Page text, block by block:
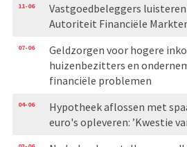
11-06
Vastgoedbeleggers
Autoriteit Financiële
07-06
Geldzorgen voor hogere
huizenbezitters en
financiële problemen
04-06
Hypotheek aflossen met
euro's opleveren: ’Kwestie